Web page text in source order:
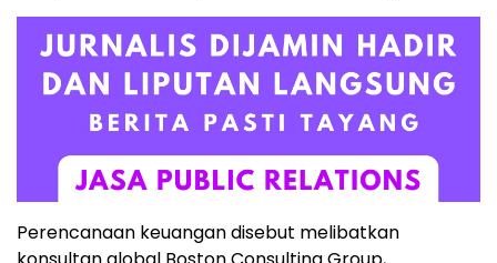
Perencanaan keuangan disebut melibatkan